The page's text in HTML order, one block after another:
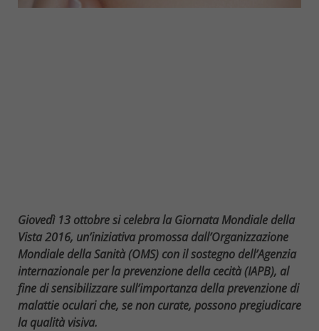
Giovedì 13 ottobre si celebra la Giornata Mondiale della
Vista 2016, un’iniziativa promossa dall’Organizzazione
Mondiale della Sanità (OMS) con il sostegno dell’Agenzia
internazionale per la prevenzione della cecità (IAPB), al
fine di sensibilizzare sull’importanza della prevenzione di
malattie oculari che, se non curate, possono pregiudicare
la qualità visiva.